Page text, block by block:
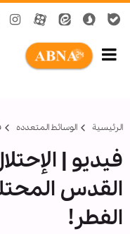
الرئيسية الوسائط المتعدده
فيديو |
القدس
الفطر!